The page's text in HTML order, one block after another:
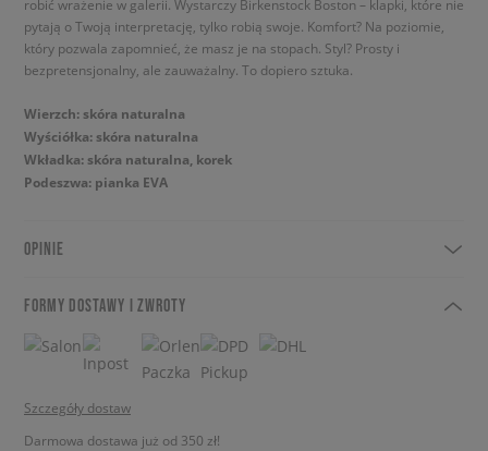
robić wrażenie w galerii. Wystarczy Birkenstock Boston – klapki, które nie
pytają o Twoją interpretację, tylko robią swoje. Komfort? Na poziomie,
który pozwala zapomnieć, że masz je na stopach. Styl? Prosty i
bezpretensjonalny, ale zauważalny. To dopiero sztuka.
Wierzch: skóra naturalna
Wyściółka: skóra naturalna
Wkładka: skóra naturalna, korek
Podeszwa: pianka EVA
OPINIE
FORMY DOSTAWY I ZWROTY
Szczegóły dostaw
Darmowa dostawa już od 350 zł!